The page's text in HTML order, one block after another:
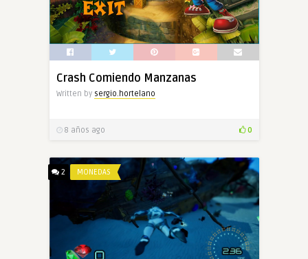
Crash Comiendo Manzanas
Written by sergio.hortelano
8 años ago 0
2 MONEDAS